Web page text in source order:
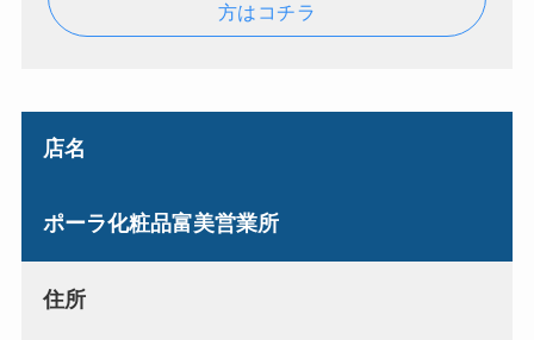
方はコチラ
店名
ポーラ化粧品富美営業所
住所